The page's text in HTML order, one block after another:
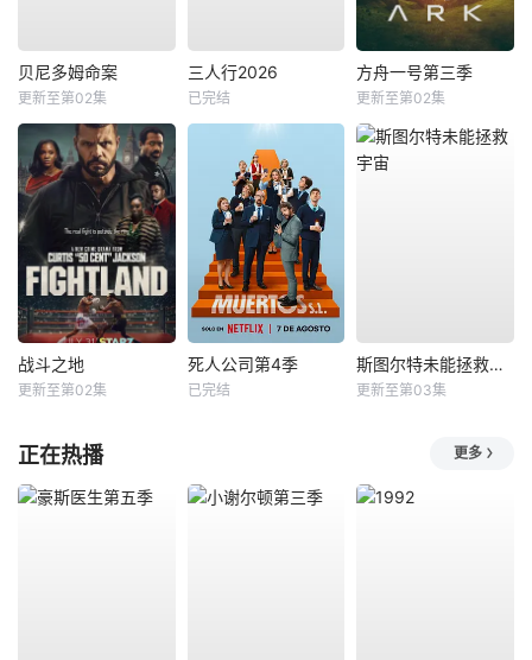
贝尼多姆命案
更新至第02集
三人行2026
已完结
方舟一号第三季
更新至第02集
战斗之地
更新至第02集
死人公司第4季
已完结
斯图尔特未能拯救宇宙
更新至第03集
正在热播 更多